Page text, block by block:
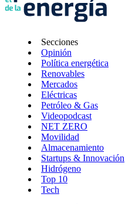
Secciones
Opinión
Política energética
Renovables
Mercados
Eléctricas
Petróleo & Gas
Videopodcast
NET ZERO
Movilidad
Almacenamiento
Startups & Innovación
Hidrógeno
Top 10
Tech